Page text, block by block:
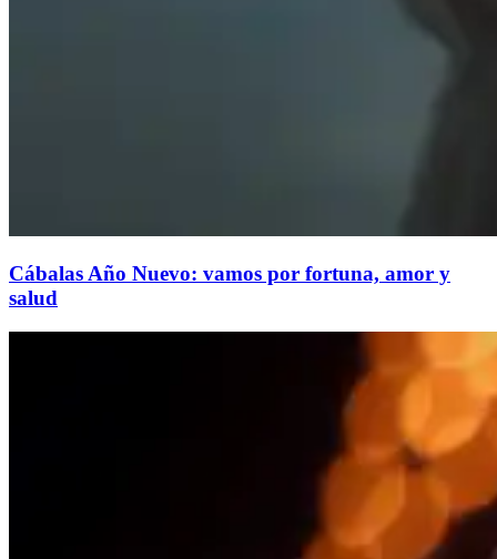
Cábalas Año Nuevo: vamos por fortuna, amor y
salud